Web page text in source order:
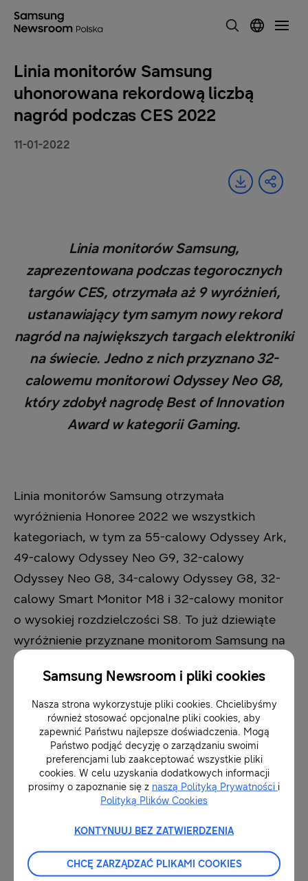
Linia monitorów Samsung
uhonorowana rekordową liczbą
nagród podczas CES 2022
11-01-2022
Linia monitorów Samsung,
zaprezentowana podczas tegorocznych
targów CES, otrzymała aż 9 wyróżnień,
ustanawiający tym samym nowy rekord
nagród na największych targach elektroniki
na świecie. Jedno z nich przyznano 32-
calowemu monitorowi Odyssey Neo G8,
który zdobył nagrodę Best of Innovation
Award w kategorii Gaming.
Linia monitorów Samsung otrzymała
wyróżnienia Honoree 2022 we wszystkich
kategoriach, w tym za 55-calowy Odyssey Ark,
49-calowy Odyssey Neo G9, 32-calowy
Odyssey Neo G8, 34-calowy Odyssey G8, 32-
calowy Smart Monitor M8 i 32-calowy monitor
o wysokiej rozdzielczości S8. To już dziewiąte
wyróżnienie przyznane monitorom Samsung na
tegorocznych targach CES, a tym samym
rekord przyznanych nagród na największych
targach elektroniki na świecie.
Celem programu CES Innovation Awards
sponsorowanego przez CTA, właściciela i
organizatora targów CES, jest uhonorowanie
urządzeń o wyjątkowym designie i
rozwiązaniach inżynieryjnych w wielu
kategoriach produktów użytkowych. To już
szósty rok z rzędu, w którym monitory Samsung
Samsung Newsroom i pliki cookies
Nasza strona wykorzystuje pliki cookies. Chcielibyśmy
również stosować opcjonalne pliki cookies, aby
zapewnić Państwu najlepsze doświadczenia. Mogą
Państwo podjąć decyzję o zarządzaniu swoimi
preferencjami lub zaakceptować wszystkie pliki
cookies. W celu uzyskania dodatkowych informacji
prosimy o zapoznanie się z naszą Polityką Prywatności i
Polityką Plików Cookies
KONTYNUUJ BEZ ZATWIERDZENIA
CHCĘ ZARZĄDZAĆ PLIKAMI COOKIES